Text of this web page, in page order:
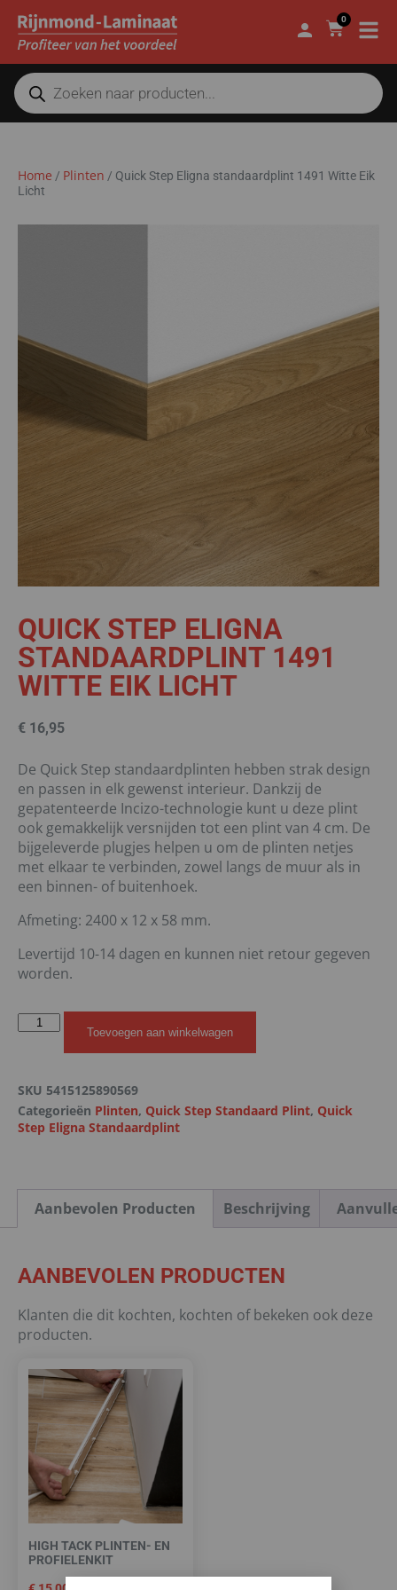
0
Home / Plinten / Quick Step Eligna standaardplint 1491 Witte Eik
Licht
QUICK STEP ELIGNA
STANDAARDPLINT 1491
WITTE EIK LICHT
€ 16,95
De Quick Step standaardplinten hebben strak design
en passen in elk gewenst interieur. Dankzij de
gepatenteerde Incizo-technologie kunt u deze plint
ook gemakkelijk versnijden tot een plint van 4 cm. De
bijgeleverde plugjes helpen u om de plinten netjes
met elkaar te verbinden, zowel langs de muur als in
een binnen- of buitenhoek.
Afmeting: 2400 x 12 x 58 mm.
Levertijd 10-14 dagen en kunnen niet retour gegeven
worden.
Toevoegen aan winkelwagen
SKU 5415125890569
Categorieën Plinten, Quick Step Standaard Plint, Quick
Step Eligna Standaardplint
Aanbevolen Producten Beschrijving
AANBEVOLEN PRODUCTEN
Klanten die dit kochten, kochten of bekeken ook deze
producten.
HIGH TACK PLINTEN- EN
PROFIELENKIT